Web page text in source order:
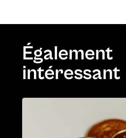
Également
intéressant